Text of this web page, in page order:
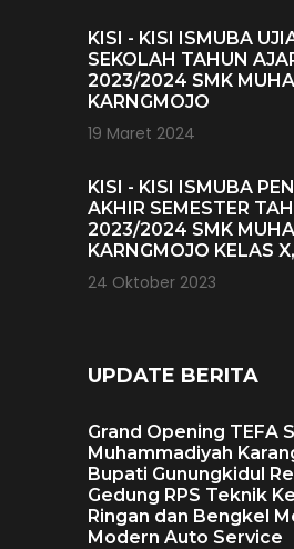
KISI - KISI ISMUBA
SEKOLAH TAHUN
2023/2024 SMK
KARNGMOJO
19 Maret 2024
KISI - KISI ISMUBA
AKHIR SEMESTER
2023/2024 SMK
KARNGMOJO KELAS
24 Oktober 2023
UPDATE BERITA
Grand Opening TEFA
Muhammadiyah
Bupati Gunungkidul
Gedung RPS Teknik
Ringan dan Bengkel
Modern Auto Service